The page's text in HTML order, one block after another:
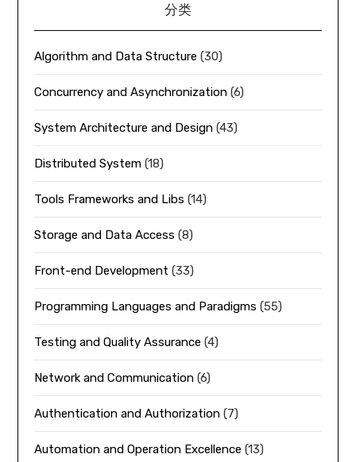
分类
Algorithm and Data Structure (30)
Concurrency and Asynchronization (6)
System Architecture and Design (43)
Distributed System (18)
Tools Frameworks and Libs (14)
Storage and Data Access (8)
Front-end Development (33)
Programming Languages and Paradigms (55)
Testing and Quality Assurance (4)
Network and Communication (6)
Authentication and Authorization (7)
Automation and Operation Excellence (13)